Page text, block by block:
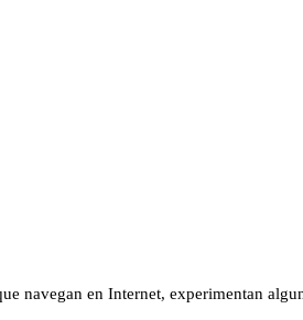
navegan en Internet, experimentan